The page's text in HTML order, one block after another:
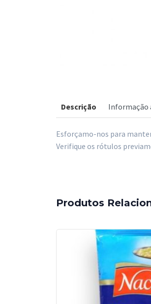
Descrição Informação
Esforçamo-nos para
Verifique os rótulos
Produtos